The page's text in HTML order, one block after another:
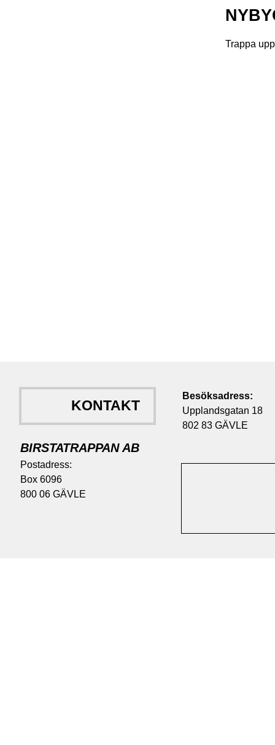
Trappa
KONTAKT
BIRSTATRAPPAN AB
Postadress:
​​​​​​​Box 6096
800 06 GÄVLE
Besöksadress:
Upplandsgatan 18
802 83 GÄVLE